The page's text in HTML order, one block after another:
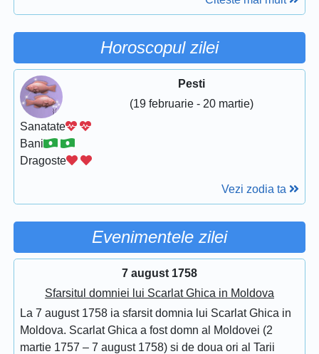
Horoscopul zilei
Pesti
(19 februarie - 20 martie)
Sanatate
Bani
Dragoste
Vezi zodia ta
Evenimentele zilei
7 august 1758
Sfarsitul domniei lui Scarlat Ghica in Moldova
La 7 august 1758 ia sfarsit domnia lui Scarlat Ghica in
Moldova. Scarlat Ghica a fost domn al Moldovei (2
martie 1757 – 7 august 1758) si de doua ori al Tarii